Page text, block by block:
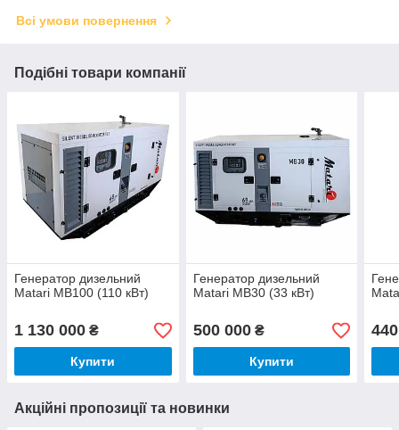
Всі умови повернення
Подібні товари компанії
Генератор дизельний
Matari MB100 (110 кВт)
1 130 000 ₴
Купити
Генератор дизельний
Matari MB30 (33 кВт)
500 000₴
Купити
Акційні пропозиції та новинки